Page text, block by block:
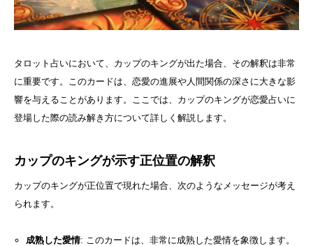
タロット占いにおいて、カップのキングが出た場合、その解釈は非常
に重要です。このカードは、恋愛の進展や人間関係の深さに大きな影
響を与えることがあります。ここでは、カップのキングが恋愛占いに
登場した際の読み解き方について詳しく解説します。
カップのキングが示す正位置の解釈
カップのキングが正位置で現れた場合、次のようなメッセージが考え
られます。
成熟した愛情: このカードは、非常に成熟した愛情を象徴します。